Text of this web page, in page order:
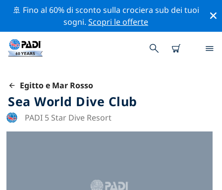
🚢 Fino al 60% di sconto sulla crociera sub dei tuoi
sogni.Scopri le offerte
Egitto e Mar Rosso
Sea World Dive Club
PADI 5 Star Dive Resort